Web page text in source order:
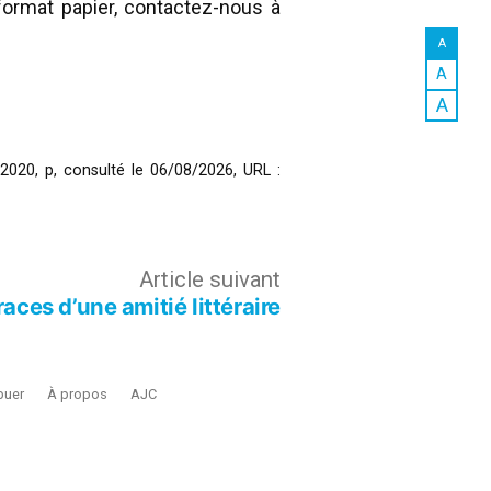
A
A
A
papier, contactez-nous à
p, consulté le 06/08/2026,URL :
Article suivant
suivant :
d’une amitié littéraire
À propos AJC